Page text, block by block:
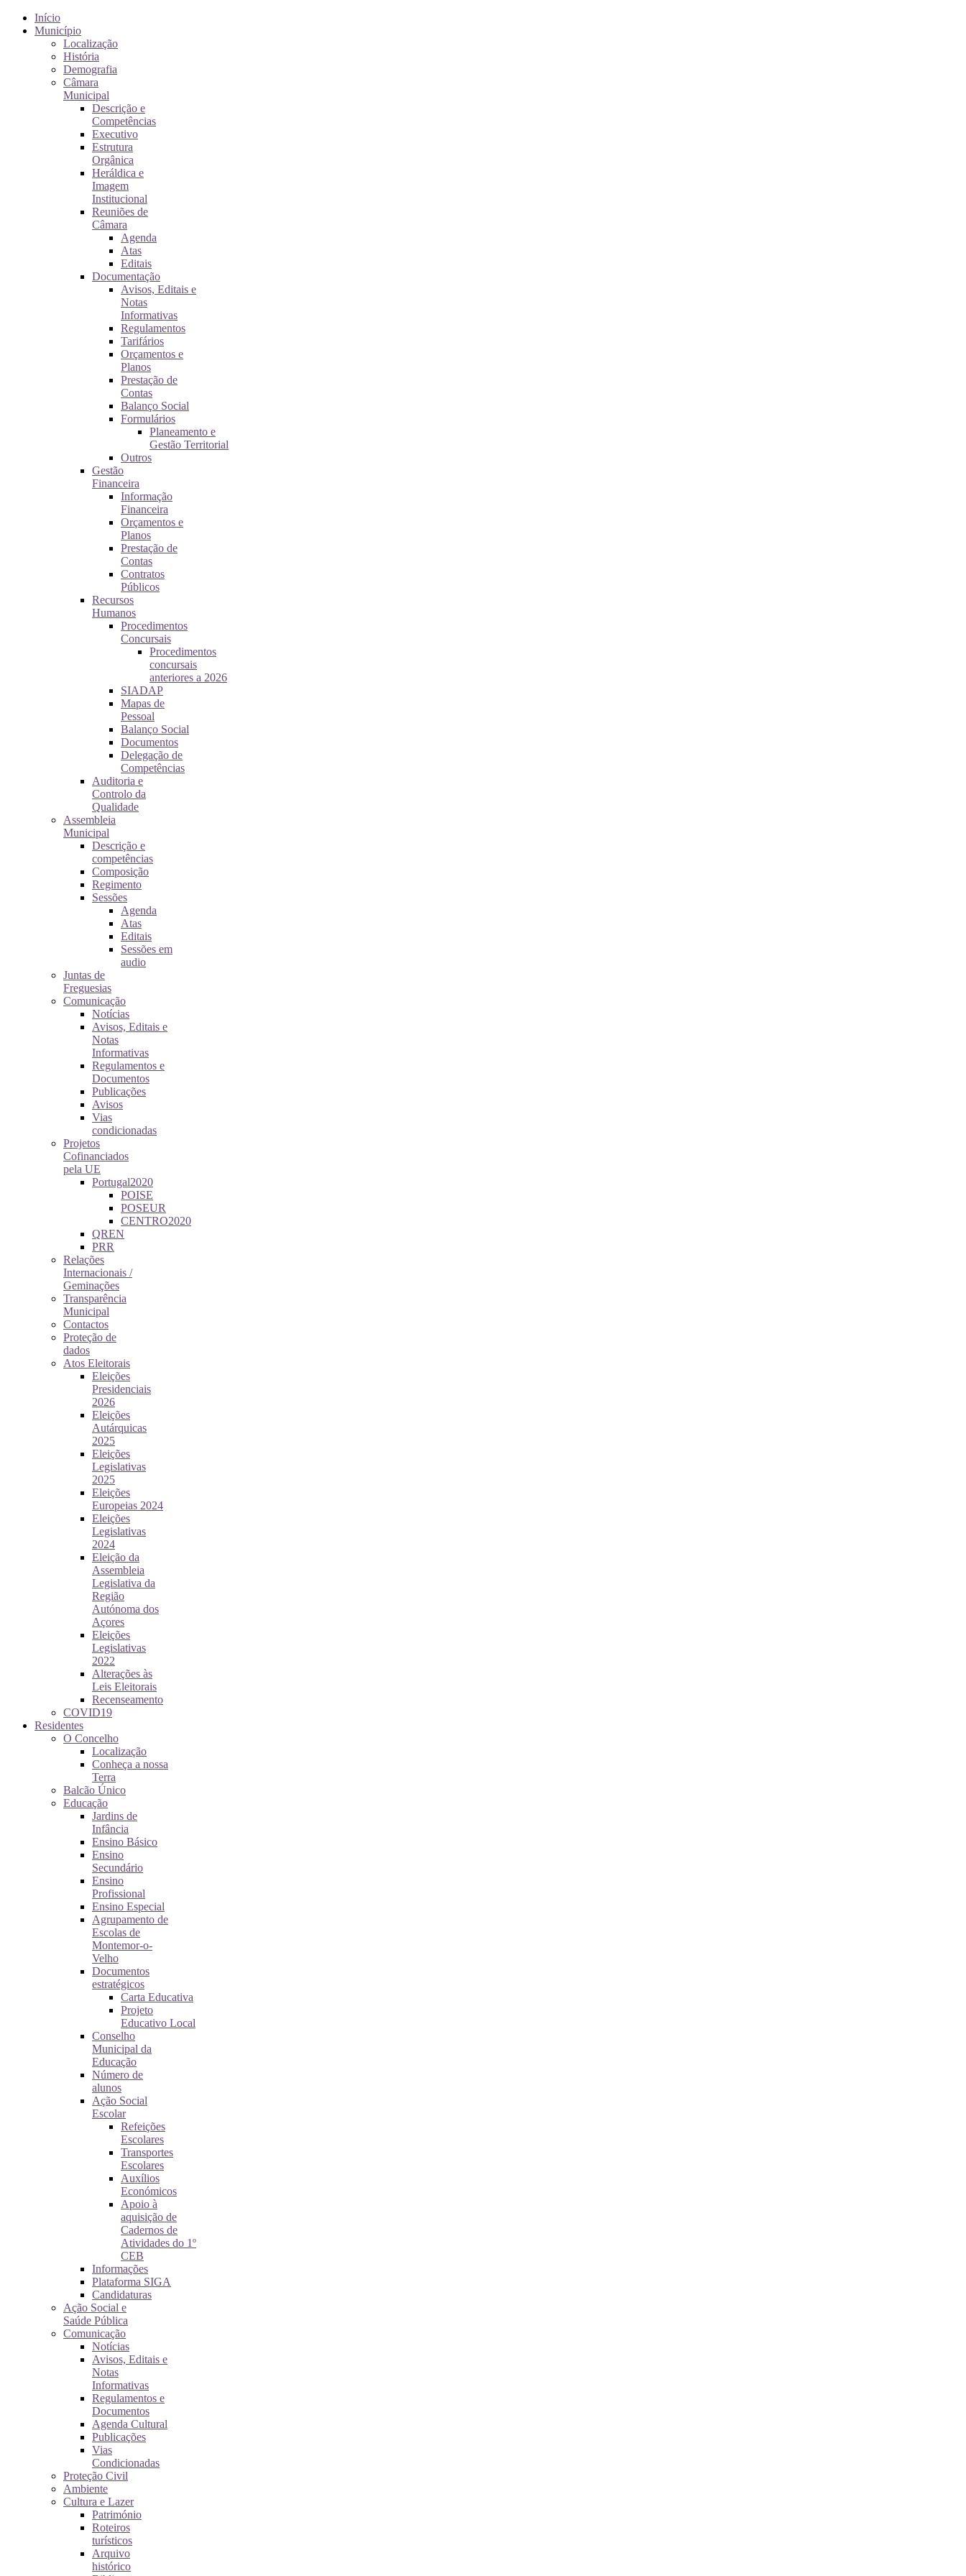
Início
Município
Localização
História
Demografia
Câmara
Municipal
Descrição e
Competências
Executivo
Estrutura
Orgânica
Heráldica e
Imagem
Institucional
Reuniões de
Câmara
Agenda
Atas
Editais
Documentação
Avisos, Editais e
Notas
Informativas
Regulamentos
Tarifários
Orçamentos e
Planos
Prestação de
Contas
Balanço Social
Formulários
Planeamento e
Gestão Territorial
Outros
Gestão
Financeira
Informação
Financeira
Orçamentos e
Planos
Prestação de
Contas
Contratos
Públicos
Recursos
Humanos
Procedimentos
Concursais
Procedimentos
concursais
anteriores a 2026
SIADAP
Mapas de
Pessoal
Balanço Social
Documentos
Delegação de
Competências
Auditoria e
Controlo da
Qualidade
Assembleia
Municipal
Descrição e
competências
Composição
Regimento
Sessões
Agenda
Atas
Editais
Sessões em
audio
Juntas de
Freguesias
Comunicação
Notícias
Avisos, Editais e
Notas
Informativas
Regulamentos e
Documentos
Publicações
Avisos
Vias
condicionadas
Projetos
Cofinanciados
pela UE
Portugal2020
POISE
POSEUR
CENTRO2020
QREN
PRR
Relações
Internacionais /
Geminações
Transparência
Municipal
Contactos
Proteção de
dados
Atos Eleitorais
Eleições
Presidenciais
2026
Eleições
Autárquicas
2025
Eleições
Legislativas
2025
Eleições
Europeias 2024
Eleições
Legislativas
2024
Eleição da
Assembleia
Legislativa da
Região
Autónoma dos
Açores
Eleições
Legislativas
2022
Alterações às
Leis Eleitorais
Recenseamento
COVID19
Residentes
O Concelho
Localização
Conheça a nossa
Terra
Balcão Único
Educação
Jardins de
Infância
Ensino Básico
Ensino
Secundário
Ensino
Profissional
Ensino Especial
Agrupamento de
Escolas de
Montemor-o-
Velho
Documentos
estratégicos
Carta Educativa
Projeto
Educativo Local
Conselho
Municipal da
Educação
Número de
alunos
Ação Social
Escolar
Refeições
Escolares
Transportes
Escolares
Auxílios
Económicos
Apoio à
aquisição de
Cadernos de
Atividades do 1º
CEB
Informações
Plataforma SIGA
Candidaturas
Ação Social e
Saúde Pública
Comunicação
Notícias
Avisos, Editais e
Notas
Informativas
Regulamentos e
Documentos
Agenda Cultural
Publicações
Vias
Condicionadas
Proteção Civil
Ambiente
Cultura e Lazer
Património
Roteiros
turísticos
Arquivo
histórico